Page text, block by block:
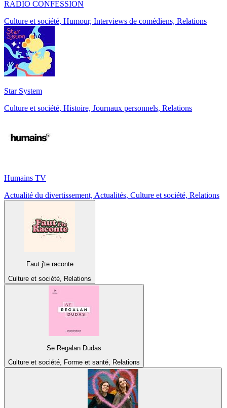
RADIO CONFESSION
Culture et société, Humour, Interviews de comédiens, Relations
Star System
Culture et société, Histoire, Journaux personnels, Relations
Humains TV
Actualité du divertissement, Actualités, Culture et société, Relations
Faut j'te raconte
Culture et société, Relations
Se Regalan Dudas
Culture et société, Forme et santé, Relations